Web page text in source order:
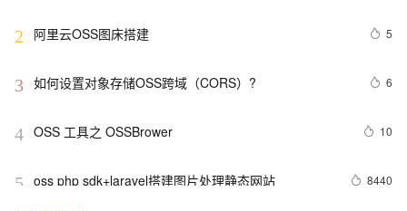
2 阿里云OSS图床搭建 5
3 如何设置对象存储OSS跨域（CORS）? 6
4 OSS 工具之 OSSBrower 10
5 oss php sdk+laravel搭建图片处理静态网站 8440